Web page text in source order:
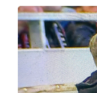
J
a
n